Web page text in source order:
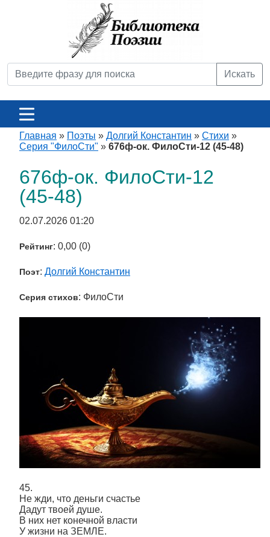
Искать
Главная » Поэты » Долгий Константин » Стихи »
Серия "ФилоСти" » 676ф-ок. ФилоСти-12 (45-48)
676ф-ок. ФилоСти-12
(45-48)
02.07.2026 01:20
Рейтинг: 0,00 (0)
Поэт: Долгий Константин
Серия стихов: ФилоСти
45.
Не жди, что деньги счастье
Дадут твоей душе.
В них нет конечной власти
У жизни на ЗЕМЛЕ.